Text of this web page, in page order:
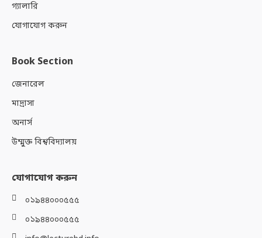
গ্যালারি
যোগাযোগ করুন
Book Section
জেনারেল
মাদ্রাসা
অনার্স
উম্মুক্ত বিশ্ববিদ্যালয়
যোগাযোগ করুন
০১৯৪৪০০০৫৫৫
০১৯৪৪০০০৫৫৫